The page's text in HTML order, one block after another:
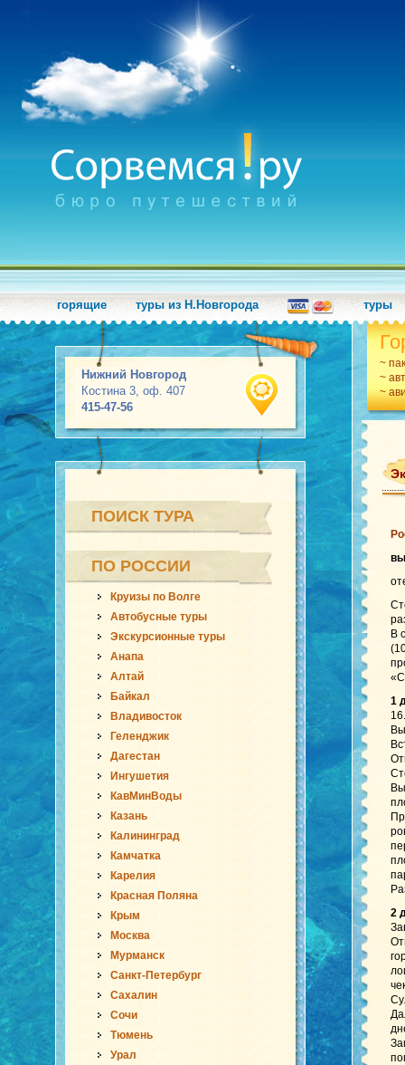
горящие туры из Н.Новгорода туры
Нижний Новгород
Костина 3, оф. 407
415-47-56
~
~
~
ПОИСК ТУРА
ПО РОССИИ
Круизы по Волге
Автобусные туры
Экскурсионные туры
Анапа
Алтай
Байкал
Владивосток
Геленджик
Дагестан
Ингушетия
КавМинВоды
Казань
Калининград
Камчатка
Карелия
Красная Поляна
Крым
Москва
Мурманск
Санкт-Петербург
Сахалин
Сочи
Тюмень
Урал
В
1
2